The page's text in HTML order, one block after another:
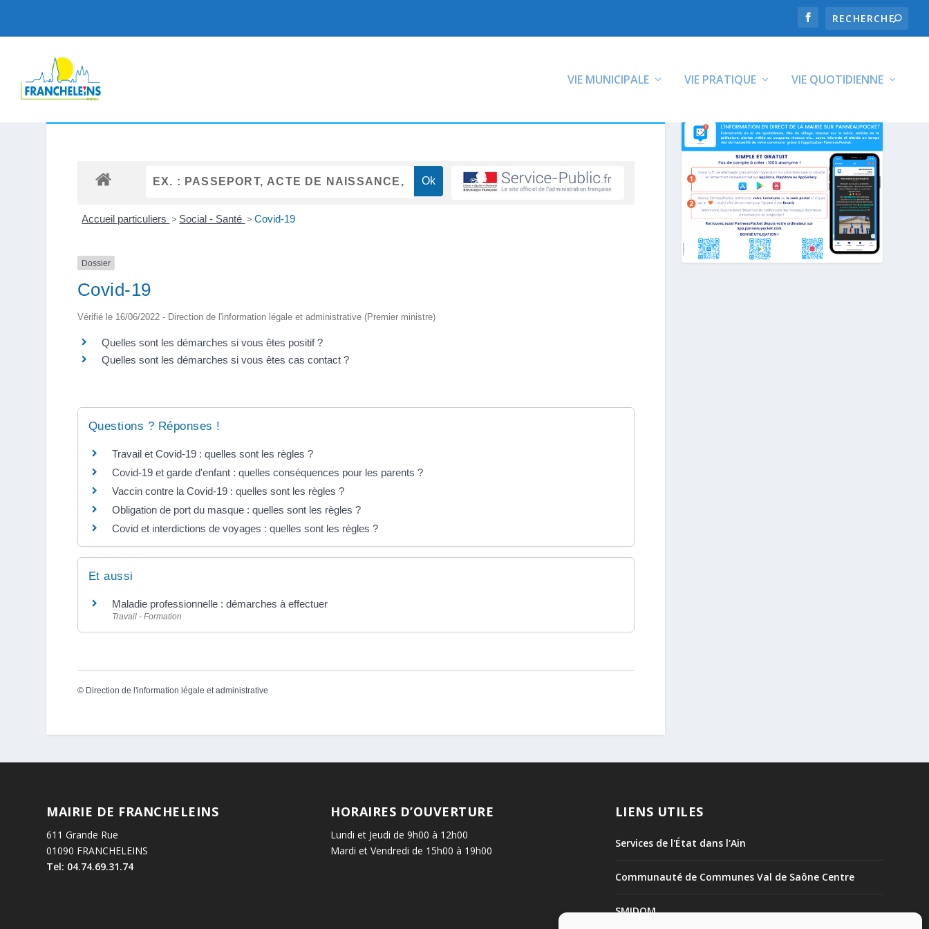
VIE MUNICIPALE VIE PRATIQUE VIE QUOTIDIENNE
Accueil particuliers > Social - Santé > Covid-19
Dossier
Covid-19
Vérifié le 16/06/2022 - Direction de l'information légale et administrative (Premier ministre)
Quelles sont les démarches si vous êtes positif ?
Quelles sont les démarches si vous êtes cas contact ?
Questions ? Réponses !
Travail et Covid-19 : quelles sont les règles ?
Covid-19 et garde d'enfant : quelles conséquences pour les parents ?
Vaccin contre la Covid-19 : quelles sont les règles ?
Obligation de port du masque : quelles sont les règles ?
Covid et interdictions de voyages : quelles sont les règles ?
Et aussi
Maladie professionnelle : démarches à effectuer
Travail - Formation
© Direction de l'information légale et administrative
MAIRIE DE FRANCHELEINS
611 Grande Rue
01090 FRANCHELEINS
Tel: 04.74.69.31.74
HORAIRES D’OUVERTURE
Lundi et Jeudi de 9h00 à 12h00
Mardi et Vendredi de 15h00 à 19h00
LIENS UTILES
Services de l'État dans l'Ain
Communauté de Communes Val de Saône Centre
SMIDOM